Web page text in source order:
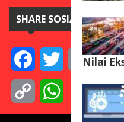
Nilai
SHARE SOSIAL MEDIA
FacebookTwitterEmail
Copy
Link
WhatsApp